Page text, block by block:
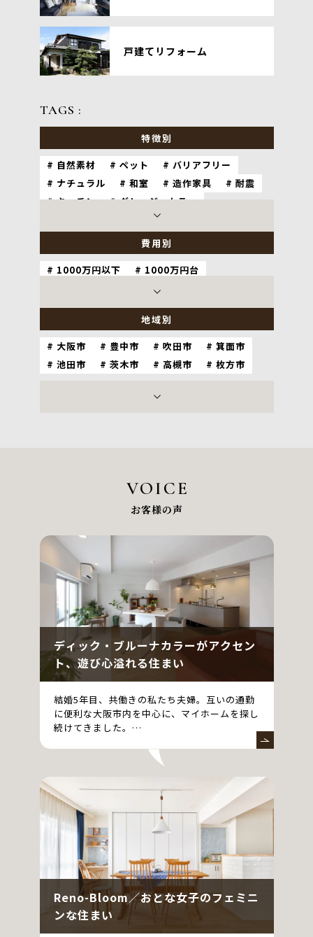
戸建てリフォーム
TAGS :
特徴別
自然素材 ペット
バリアフリー
ナチュラル
和室 造作家具
耐震
キッチン
グレージュカラー
ホテルライク
費用別
1000万円以下
1000万円台
3000万円以上
地域別
大阪市 豊中市 吹田市
箕面市
池田市
茨木市 高槻市
枚方市
VOICE
お客様の声
ディック・ブルーナカラーがアクセン
ト、遊び心溢れる住まい
結婚5年目、共働きの私たち夫婦。互いの通勤
に便利な大阪市内を中心に、マイホームを探し
続けてきました。…
Reno-Bloom／おとな女子のフェミニ
ンな住まい